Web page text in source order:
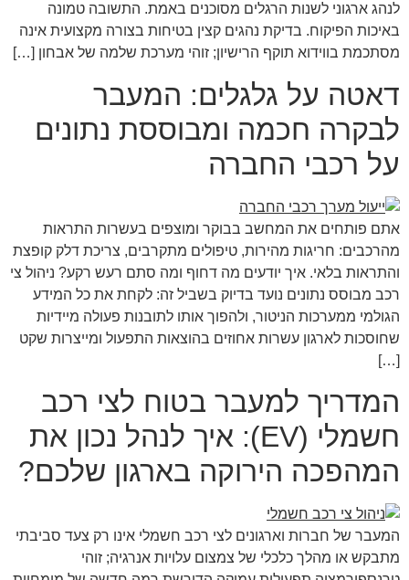
לנהג ארגוני לשנות הרגלים מסוכנים באמת. התשובה טמונה
באיכות הפיקוח. בדיקת נהגים קצין בטיחות בצורה מקצועית אינה
מסתכמת בווידוא תוקף הרישיון; זוהי מערכת שלמה של אבחון […]
דאטה על גלגלים: המעבר
לבקרה חכמה ומבוססת נתונים
על רכבי החברה
אתם פותחים את המחשב בבוקר ומוצפים בעשרות התראות
מהרכבים: חריגות מהירות, טיפולים מתקרבים, צריכת דלק קופצת
והתראות בלאי. איך יודעים מה דחוף ומה סתם רעש רקע? ניהול צי
רכב מבוסס נתונים נועד בדיוק בשביל זה: לקחת את כל המידע
הגולמי ממערכות הניטור, ולהפוך אותו לתובנות פעולה מיידיות
שחוסכות לארגון עשרות אחוזים בהוצאות התפעול ומייצרות שקט
[…]
המדריך למעבר בטוח לצי רכב
חשמלי (EV): איך לנהל נכון את
המהפכה הירוקה בארגון שלכם?
המעבר של חברות וארגונים לצי רכב חשמלי אינו רק צעד סביבתי
מתבקש או מהלך כלכלי של צמצום עלויות אנרגיה; זוהי